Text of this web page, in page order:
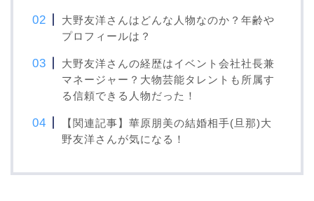
大野友洋さんはどんな人物なのか？年齢や
プロフィールは？
大野友洋さんの経歴はイベント会社社長兼
マネージャー？大物芸能タレントも所属す
る信頼できる人物だった！
【関連記事】華原朋美の結婚相手(旦那)大
野友洋さんが気になる！